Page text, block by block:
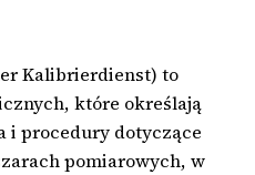
Kalibrierdienst) to
które określają
i procedury dotyczące
pomiarowych, w